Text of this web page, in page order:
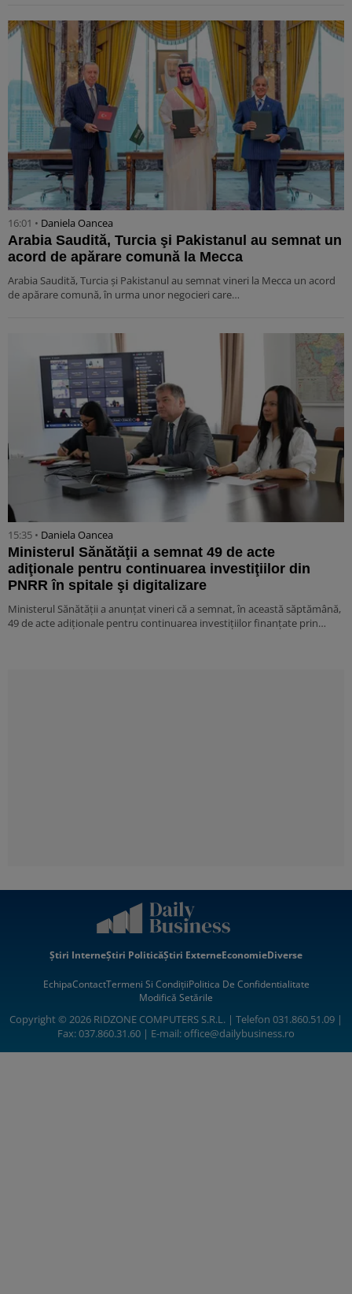
16:01 • Daniela Oancea
Arabia Saudită, Turcia şi Pakistanul au semnat un
acord de apărare comună la Mecca
Arabia Saudită, Turcia şi Pakistanul au semnat vineri la Mecca un acord
de apărare comună, în urma unor negocieri care…
15:35 • Daniela Oancea
Ministerul Sănătăţii a semnat 49 de acte
adiţionale pentru continuarea investiţiilor din
PNRR în spitale şi digitalizare
Ministerul Sănătăţii a anunţat vineri că a semnat, în această săptămână,
49 de acte adiţionale pentru continuarea investiţiilor finanţate prin…
Știri InterneȘtiri PoliticăȘtiri ExterneEconomieDiverse
EchipaContactTermeni Si CondițiiPolitica De Confidentialitate
Modifică Setările
Copyright © 2026 RIDZONE COMPUTERS S.R.L. | Telefon 031.860.51.09 |
Fax: 037.860.31.60 | E-mail:office@dailybusiness.ro